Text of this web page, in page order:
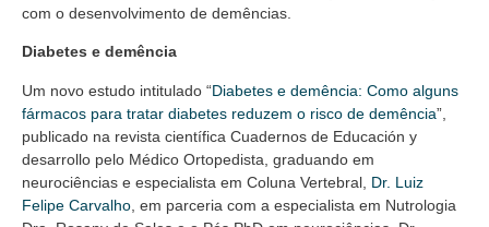
com o desenvolvimento de demências.
Diabetes e demência
Um novo estudo intitulado “Diabetes e demência: Como alguns
fármacos para tratar diabetes reduzem o risco de demência”,
publicado na revista científica Cuadernos de Educación y
desarrollo pelo Médico Ortopedista, graduando em
neurociências e especialista em Coluna Vertebral, Dr. Luiz
Felipe Carvalho , em parceria com a especialista em Nutrologia